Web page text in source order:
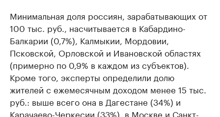
Минимальная доля россиян, зарабатывающих от
100 тыс. руб., насчитывается в Кабардино-
Балкарии (0,7%), Калмыкии, Мордовии,
Псковской, Орловской и Ивановской областях
(примерно по 0,9% в каждом из субъектов).
Кроме того, эксперты определили долю
жителей с ежемесячным доходом менее 15 тыс.
руб.: выше всего она в Дагестане (34%) и
Карачаево-Черкесии (33%), в Москве и Санкт-